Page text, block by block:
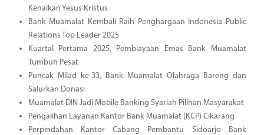
Kenaikan Yesus Kristus
Bank Muamalat Kembali Raih Penghargaan Indonesia Public
Relations Top Leader 2025
Kuartal Pertama 2025, Pembiayaan Emas Bank Muamalat
Tumbuh Pesat
Puncak Milad ke-33, Bank Muamalat Olahraga Bareng dan
Salurkan Donasi
Muamalat DIN Jadi Mobile Banking Syariah Pilihan Masyarakat
Pengalihan Layanan Kantor Bank Muamalat (KCP) Cikarang
Perpindahan Kantor Cabang Pembantu Sidoarjo Bank